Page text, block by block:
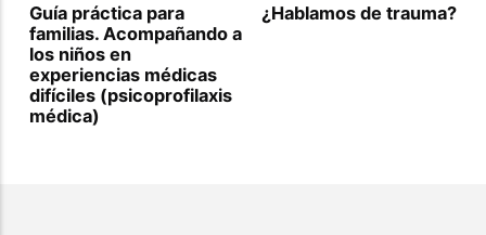
Guía práctica para
familias. Acompañando a
los niños en
experiencias médicas
difíciles (psicoprofilaxis
médica)
¿Hablamos de trauma?